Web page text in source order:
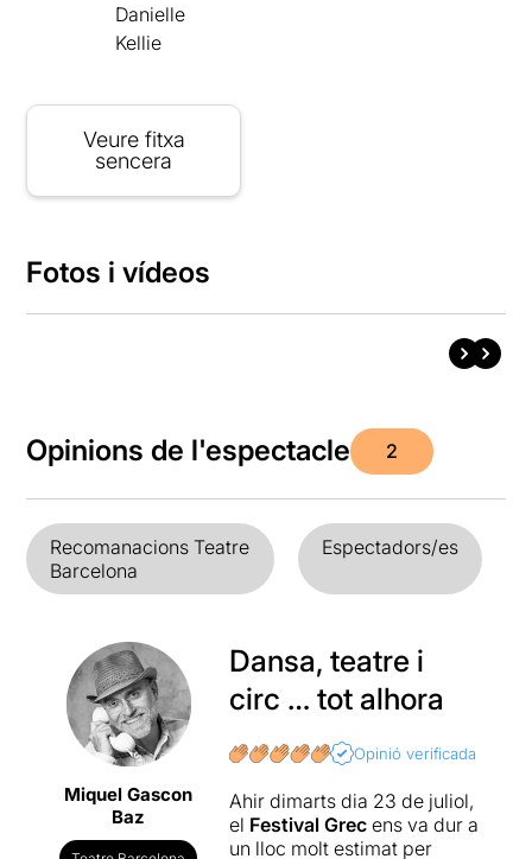
Danielle
Kellie
Veure fitxa
sencera
Fotos i vídeos
Opinions de l'espectacle 2
Recomanacions Teatre
Barcelona
Espectadors/es
Miquel Gascon
Baz
Dansa, teatre i
circ … tot alhora
Opinió verificada
Ahir dimarts dia 23 de juliol,
el Festival Grecens va dur a
un lloc molt estimat per